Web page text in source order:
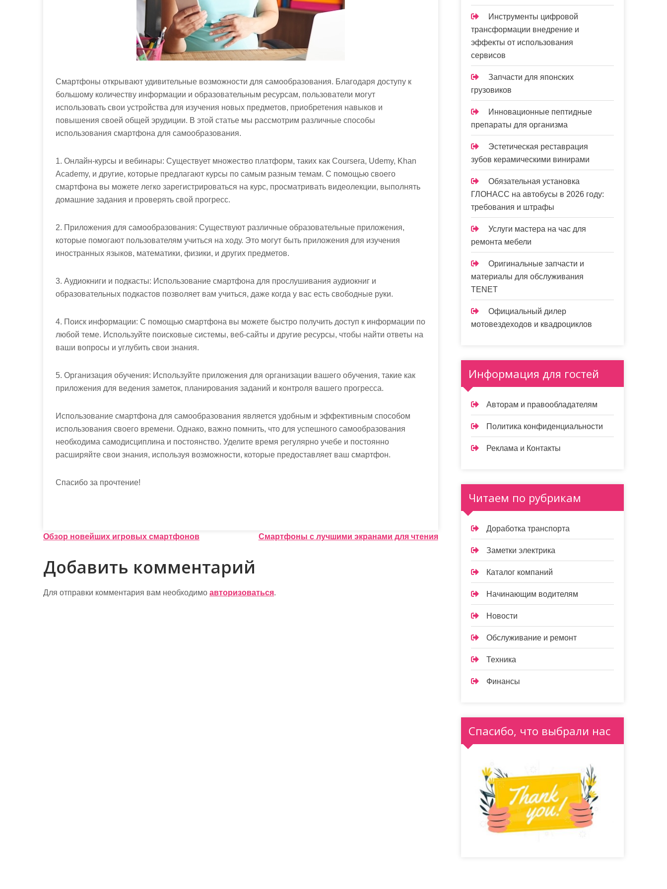
Смартфоны открывают удивительные возможности для самообразования. Благодаря доступу к
большому количеству информации и образовательным ресурсам, пользователи могут
использовать свои устройства для изучения новых предметов, приобретения навыков и
повышения своей общей эрудиции. В этой статье мы рассмотрим различные способы
использования смартфона для самообразования.
1. Онлайн-курсы и вебинары: Существует множество платформ, таких как Coursera, Udemy, Khan
Academy, и другие, которые предлагают курсы по самым разным темам. С помощью своего
смартфона вы можете легко зарегистрироваться на курс, просматривать видеолекции, выполнять
домашние задания и проверять свой прогресс.
2. Приложения для самообразования: Существуют различные образовательные приложения,
которые помогают пользователям учиться на ходу. Это могут быть приложения для изучения
иностранных языков, математики, физики, и других предметов.
3. Аудиокниги и подкасты: Использование смартфона для прослушивания аудиокниг и
образовательных подкастов позволяет вам учиться, даже когда у вас есть свободные руки.
4. Поиск информации: С помощью смартфона вы можете быстро получить доступ к информации по
любой теме. Используйте поисковые системы, веб-сайты и другие ресурсы, чтобы найти ответы на
ваши вопросы и углубить свои знания.
5. Организация обучения: Используйте приложения для организации вашего обучения, такие как
приложения для ведения заметок, планирования заданий и контроля вашего прогресса.
Использование смартфона для самообразования является удобным и эффективным способом
использования своего времени. Однако, важно помнить, что для успешного самообразования
необходима самодисциплина и постоянство. Уделите время регулярно учебе и постоянно
расширяйте свои знания, используя возможности, которые предоставляет ваш смартфон.
Спасибо за прочтение!
Н
а
в
и
Обзор новейших игровых смартфонов Смартфоны с лучшими экранами для чтения
Добавить комментарий
Для отправки комментария вам необходимо авторизоваться.
Инструменты цифровой
трансформации внедрение и
эффекты от использования
сервисов
Запчасти для японских
грузовиков
Инновационные пептидные
препараты для организма
Эстетическая реставрация
зубов керамическими винирами
Обязательная установка
ГЛОНАСС на автобусы в 2026 году:
требования и штрафы
Услуги мастера на час для
ремонта мебели
Оригинальные запчасти и
материалы для обслуживания
TENET
Официальный дилер
мотовездеходов и квадроциклов
Информация для гостей
Авторам и правообладателям
Политика конфиденциальности
Реклама и Контакты
Читаем по рубрикам
Доработка транспорта
Заметки электрика
Каталог компаний
Начинающим водителям
Новости
Обслуживание и ремонт
Техника
Финансы
Спасибо, что выбрали нас